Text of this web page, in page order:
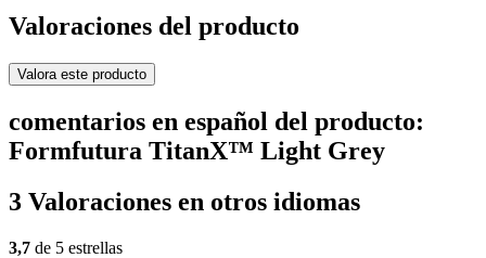
Valoraciones del producto
Valora este producto
comentarios en español del producto:
Formfutura TitanX™ Light Grey
3 Valoraciones en otros idiomas
3,7 de 5 estrellas